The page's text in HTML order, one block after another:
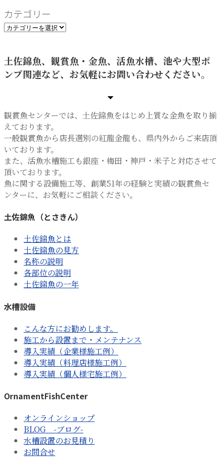
カテゴリー
カ
リ
ー
土佐錦魚、観賞魚・金魚、活魚水槽、池や大型ポ
ンプ関連など、お気軽にお問い合わせください。
観賞魚センターでは、土佐錦魚をはじめ上質な金魚を取り揃
えております。
一般観賞魚から店長選別の紅龍金龍も、県内外からご来店頂
いております。
また、活魚水槽施工も銀座・梅田・神戸・米子と対応させて
頂いております。
魚に関する設備施工等、創業51年の経験と実績の観賞魚セ
ンターに、お気軽にご相談ください。
土佐錦魚（とさきん）
土佐錦魚とは
土佐錦魚の見方
名称の説明
各部位の説明
土佐錦魚の一年
水槽設備
こんな方にお勧めします。
施工から設置まで・メンテナンス
導入実績（企業様施工例）
導入実績（料理店様施工例）
導入実績（個人様宅施工例）
OrnamentFishCenter
オンラインショップ
BLOG -ブログ-
水槽設置のお見積り
お問合せ